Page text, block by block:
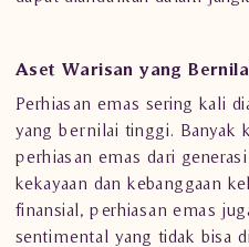
Aset Warisan yang
Perhiasan emas sering kali
yang bernilai tinggi. Banyak
perhiasan emas dari
kekayaan dan kebanggaan
finansial, perhiasan emas
sentimental yang tidak bisa